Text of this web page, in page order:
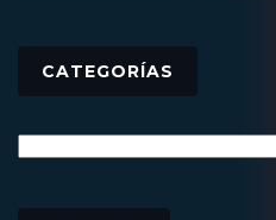
CATEGORÍAS